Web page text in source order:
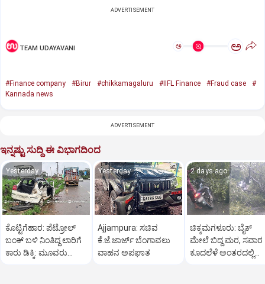
ADVERTISEMENT
TEAM UDAYAVANI ಅ ಅ
#Finance company #Birur #chikkamagaluru #IIFL Finance #Fraud case
#
Kannada news
ADVERTISEMENT
ಇನ್ನಷ್ಟು ಸುದ್ದಿ ಈ ವಿಭಾಗದಿಂದ
Yesterday
ಕೊಟ್ಟಿಗೆಹಾರ: ಪೆಟ್ರೋಲ್
ಬಂಕ್ ಬಳಿ ನಿಂತಿದ್ದ ಲಾರಿಗೆ
ಕಾರು ಡಿಕ್ಕಿ: ಮೂವರು
Yesterday
Ajjampura: ಸಚಿವ
ಕೆ.ಜೆ.ಜಾರ್ಜ್ ಬೆಂಗಾವಲು
ವಾಹನ ಅಪಘಾತ
2 days ago
ಚಿಕ್ಕಮಗಳೂರು: ಬೈಕ್
ಮೇಲೆ ಬಿದ್ದ ಮರ, ಸವಾರ
ಕೂದಲೆಳೆ ಅಂತರದಲ್ಲಿ